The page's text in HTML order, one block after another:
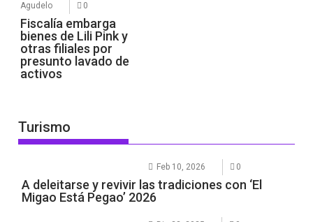
Agudelo
0
Fiscalía embarga
bienes de Lili Pink y
otras filiales por
presunto lavado de
activos
Turismo
Feb 10, 2026 0
A deleitarse y revivir las tradiciones con ‘El
Migao Está Pegao’ 2026